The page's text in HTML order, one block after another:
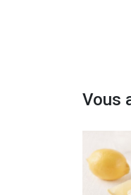
Vous